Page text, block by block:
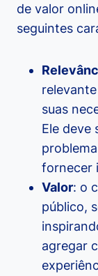
de valor
seguintes
suas
Ele deve
fornecer
Valor: o
público,
agregar